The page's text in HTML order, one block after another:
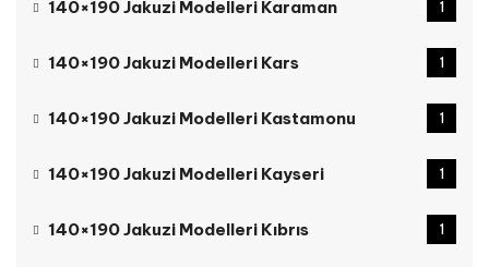
140×190 Jakuzi Modelleri Karaman 1
140×190 Jakuzi Modelleri Kars 1
140×190 Jakuzi Modelleri Kastamonu 1
140×190 Jakuzi Modelleri Kayseri 1
140×190 Jakuzi Modelleri Kıbrıs 1